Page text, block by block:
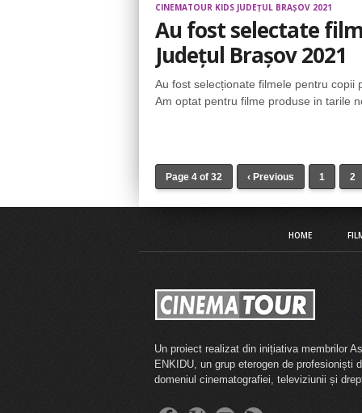
CINEMATOUR KIDS JUDEȚUL BRAȘOV 2021
Au fost selectate
Județul Brașov 2021
Au fost selecționate filmele pentru
Am optat pentru filme produse in tarile
Page 4 of 32 ‹ Previous 1 2
HOME
Un proiect realizat din inițiativa membrilor
ENKIDU, un grup eterogen de profesioniști
domeniul cinematografiei, televiziunii și